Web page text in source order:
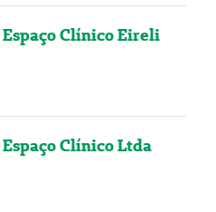
Clínico Eireli
Clínico Ltda